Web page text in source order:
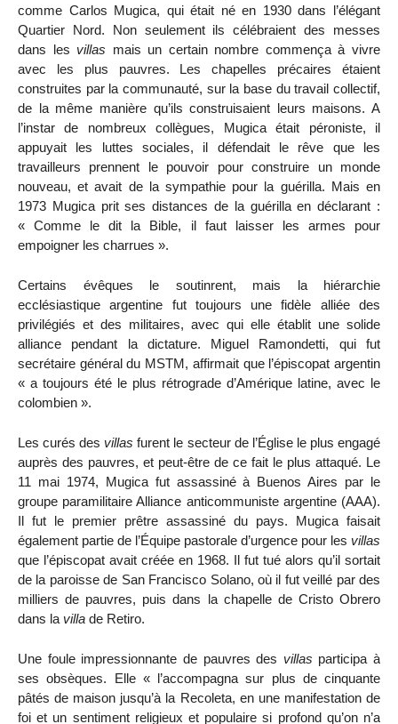
comme Carlos Mugica, qui était né en 1930 dans l’élégant
Quartier Nord. Non seulement ils célébraient des messes
dans les villas mais un certain nombre commença à vivre
avec les plus pauvres. Les chapelles précaires étaient
construites par la communauté, sur la base du travail collectif,
de la même manière qu’ils construisaient leurs maisons. A
l’instar de nombreux collègues, Mugica était péroniste, il
appuyait les luttes sociales, il défendait le rêve que les
travailleurs prennent le pouvoir pour construire un monde
nouveau, et avait de la sympathie pour la guérilla. Mais en
1973 Mugica prit ses distances de la guérilla en déclarant :
« Comme le dit la Bible, il faut laisser les armes pour
empoigner les charrues ».
Certains évêques le soutinrent, mais la hiérarchie
ecclésiastique argentine fut toujours une fidèle alliée des
privilégiés et des militaires, avec qui elle établit une solide
alliance pendant la dictature. Miguel Ramondetti, qui fut
secrétaire général du MSTM, affirmait que l’épiscopat argentin
« a toujours été le plus rétrograde d’Amérique latine, avec le
colombien ».
Les curés des villas furent le secteur de l’Église le plus engagé
auprès des pauvres, et peut-être de ce fait le plus attaqué. Le
11 mai 1974, Mugica fut assassiné à Buenos Aires par le
groupe paramilitaire Alliance anticommuniste argentine (AAA).
Il fut le premier prêtre assassiné du pays. Mugica faisait
également partie de l’Équipe pastorale d’urgence pour les villas
que l’épiscopat avait créée en 1968. Il fut tué alors qu’il sortait
de la paroisse de San Francisco Solano, où il fut veillé par des
milliers de pauvres, puis dans la chapelle de Cristo Obrero
dans la villa de Retiro.
Une foule impressionnante de pauvres des villas participa à
ses obsèques. Elle « l’accompagna sur plus de cinquante
pâtés de maison jusqu’à la Recoleta, en une manifestation de
foi et un sentiment religieux et populaire si profond qu’on n’a